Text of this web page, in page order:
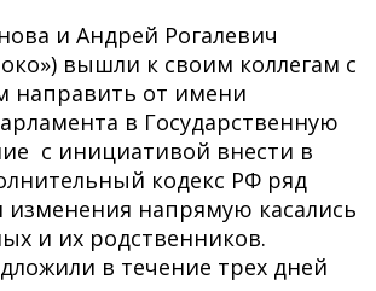
и Андрей Рогалевич
вышли к своим коллегам с
направить от имени
в Государственную
с инициативой внести в
кодекс РФ ряд
изменения напрямую касались
и их родственников.
в течение трех дней